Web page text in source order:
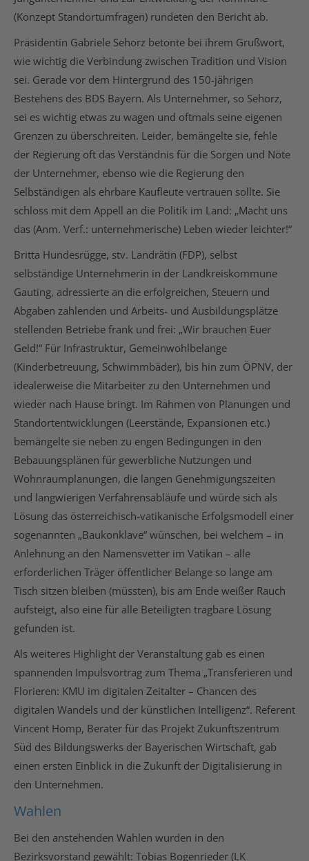
(Konzept Standortumfragen) rundeten den Bericht ab.
Präsidentin Gabriele Sehorz betonte bei ihrem Grußwort,
wie wichtig die Verbindung zwischen Tradition und Vision
sei. Gerade vor dem Hintergrund des 150-jährigen
Bestehens des BDS Bayern. Als Unternehmer, so Sehorz,
sei es wichtig etwas zu wagen und oftmals seine eigenen
Grenzen zu überschreiten. Leider, bemängelte sie, fehle
der Regierung oft das Verständnis für die Sorgen und Nöte
der Unternehmer, ebenso wie die Regierung den
Selbständigen als ehrbare Kaufleute vertrauen sollte. Sie
schloss mit dem Appell an die Politik im Land: „Macht uns
das (Anm. Verf.: unternehmerische) Leben wieder leichter!“
Britta Hundesrügge, stv. Landrätin (FDP), selbst
selbständige Unternehmerin in der Landkreiskommune
Gauting, adressierte an die erfolgreichen, Steuern und
Abgaben zahlenden und Arbeits- und Ausbildungsplätze
stellenden Betriebe frank und frei: „Wir brauchen Euer
Geld!“ Für Infrastruktur, Gemeinwohlbelange
(Kinderbetreuung, Schwimmbäder), bis hin zum ÖPNV, der
idealerweise die Mitarbeiter zu den Unternehmen und
wieder nach Hause bringt. Im Rahmen von Planungen und
Standortentwicklungen (Leerstände, Expansionen etc.)
bemängelte sie neben zu engen Bedingungen in den
Bebauungsplänen für gewerbliche Nutzungen und
Wohnraumplanungen, die langen Genehmigungszeiten
und langwierigen Verfahrensabläufe und würde sich als
Lösung das österreichisch-vatikanische Erfolgsmodell einer
sogenannten „Baukonklave“ wünschen, bei welchem – in
Anlehnung an den Namensvetter im Vatikan – alle
erforderlichen Träger öffentlicher Belange so lange am
Tisch sitzen bleiben (müssten), bis am Ende weißer Rauch
aufsteigt, also eine für alle Beteiligten tragbare Lösung
gefunden ist.
Als weiteres Highlight der Veranstaltung gab es einen
spannenden Impulsvortrag zum Thema „Transferieren und
Florieren: KMU im digitalen Zeitalter – Chancen des
digitalen Wandels und der künstlichen Intelligenz“. Referent
Vincent Homp, Berater für das Projekt Zukunftszentrum
Süd des Bildungswerks der Bayerischen Wirtschaft, gab
einen ersten Einblick in die Zukunft der Digitalisierung in
den Unternehmen.
Wahlen
Bei den anstehenden Wahlen wurden in den
Bezirksvorstand gewählt: Tobias Bogenrieder (LK